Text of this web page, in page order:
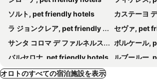
ソルト, pet friendly hotels
カステーヨ デ エン
ラ ジョンクレア, pet friendly hotels
セヴァ, pet
サンタ コロマ デ ファルネルス, pet friendly hotels
ボルケール,
バルセロナ, pet friendly hotels
ルブールー,
リブス デ フレセル, pet friendly hotels
オロトのすべての宿泊施設を表示